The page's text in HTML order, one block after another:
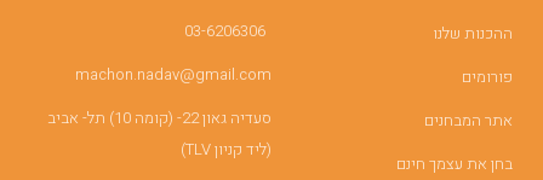
ההכנות שלנו
פורומים
אתר המבחנים
בחן את עצמך חינם
03-6206306
machon.nadav@gmail.com
סעדיה גאון 22- (קומה 10) תל- אביב
(ליד קניון TLV)